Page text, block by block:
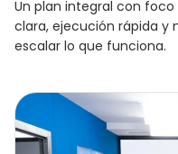
Un plan integral con
clara, ejecución rápida y
escalar lo que funciona.